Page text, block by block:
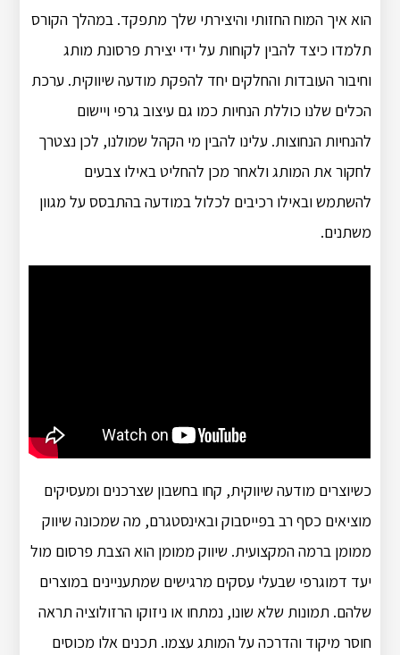
הוא איך המוח החזותי והיצירתי שלך מתפקד. במהלך הקורס
תלמדו כיצד להבין לקוחות על ידי יצירת פרסונת מותג
וחיבור העובדות והחלקים יחד להפקת מודעה שיווקית. ערכת
הכלים שלנו כוללת הנחיות כמו גם עיצוב גרפי ויישום
להנחיות הנחוצות. עלינו להבין מי הקהל שמולנו, לכן נצטרך
לחקור את המותג ולאחר מכן להחליט באילו צבעים
להשתמש ובאילו רכיבים לכלול במודעה בהתבסס על מגוון
משתנים.
כשיוצרים מודעה שיווקית, קחו בחשבון שצרכנים ומעסיקים
מוציאים כסף רב בפייסבוק ובאינסטגרם, מה שמכונה שיווק
ממומן ברמה המקצועית. שיווק ממומן הוא הצבת פרסום מול
יעד דמוגרפי שבעלי עסקים מרגישים שמתעניינים במוצרים
שלהם. תמונות שלא שונו, נמתחו או ניזוקו הרזולוציה תראה
חוסר מיקוד והדרכה על המותג עצמו. תכנים אלו מכוסים